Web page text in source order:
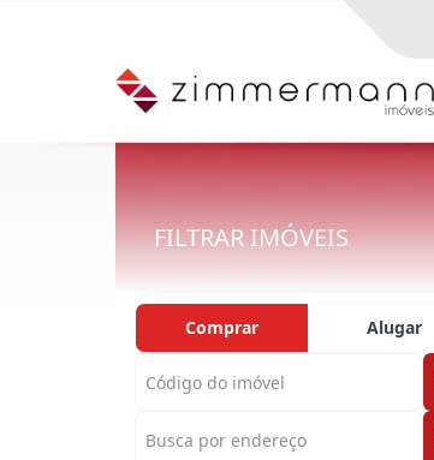
FILTRAR IMÓVEIS
Comprar Alugar